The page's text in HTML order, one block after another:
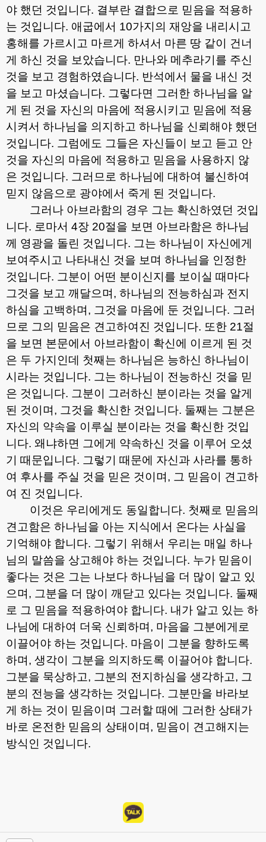
야 했던 것입니다. 결부란 결합으로 믿음을 적용하
는 것입니다. 애굽에서 10가지의 재앙을 내리시고
홍해를 가르시고 마르게 하셔서 마른 땅 같이 건너
게 하신 것을 보았습니다. 만나와 메추라기를 주신
것을 보고 경험하였습니다. 반석에서 물을 내신 것
을 보고 마셨습니다. 그렇다면 그러한 하나님을 알
게 된 것을 자신의 마음에 적용시키고 믿음에 적용
시켜서 하나님을 의지하고 하나님을 신뢰해야 했던
것입니다. 그럼에도 그들은 자신들이 보고 듣고 안
것을 자신의 마음에 적용하고 믿음을 사용하지 않
은 것입니다. 그러므로 하나님에 대하여 불신하여
믿지 않음으로 광야에서 죽게 된 것입니다.
그러나 아브라함의 경우 그는 확신하였던 것입
니다. 로마서 4장 20절을 보면 아브라함은 하나님
께 영광을 돌린 것입니다. 그는 하나님이 자신에게
보여주시고 나타내신 것을 보며 하나님을 인정한
것입니다. 그분이 어떤 분이신지를 보이실 때마다
그것을 보고 깨달으며 , 하나님의 전능하심과 전지
하심을 고백하며 , 그것을 마음에 둔 것입니다. 그러
므로 그의 믿음은 견고하여진 것입니다. 또한 21절
을 보면 본문에서 아브라함이 확신에 이르게 된 것
은 두 가지인데 첫째는 하나님은 능하신 하나님이
시라는 것입니다. 그는 하나님이 전능하신 것을 믿
은 것입니다. 그분이 그러하신 분이라는 것을 알게
된 것이며 , 그것을 확신한 것입니다. 둘째는 그분은
자신의 약속을 이루실 분이라는 것을 확신한 것입
니다. 왜냐하면 그에게 약속하신 것을 이루어 오셨
기 때문입니다. 그렇기 때문에 자신과 사라를 통하
여 후사를 주실 것을 믿은 것이며 , 그 믿음이 견고하
여 진 것입니다.
이것은 우리에게도 동일합니다. 첫째로 믿음의
견고함은 하나님을 아는 지식에서 온다는 사실을
기억해야 합니다. 그렇기 위해서 우리는 매일 하나
님의 말씀을 상고해야 하는 것입니다. 누가 믿음이
좋다는 것은 그는 나보다 하나님을 더 많이 알고 있
으며 , 그분을 더 많이 깨닫고 있다는 것입니다. 둘째
로 그 믿음을 적용하여야 합니다. 내가 알고 있는 하
나님에 대하여 더욱 신뢰하며 , 마음을 그분에게로
이끌어야 하는 것입니다. 마음이 그분을 향하도록
하며 , 생각이 그분을 의지하도록 이끌어야 합니다.
그분을 묵상하고, 그분의 전지하심을 생각하고, 그
분의 전능을 생각하는 것입니다. 그분만을 바라보
게 하는 것이 믿음이며 그러할 때에 그러한 상태가
바로 온전한 믿음의 상태이며 , 믿음이 견고해지는
방식인 것입니다.